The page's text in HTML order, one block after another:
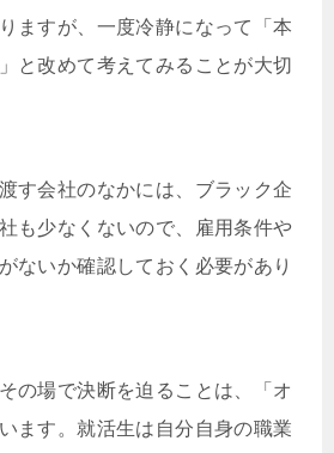
ますが、一度冷静になって「本
と改めて考えてみることが大切
す会社のなかには、ブラック企
も少なくないので、雇用条件や
ないか確認しておく必要があり
の場で決断を迫ることは、「オ
ます。就活生は自分自身の職業